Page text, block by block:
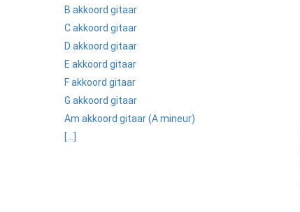
B akkoord gitaar
C akkoord gitaar
D akkoord gitaar
E akkoord gitaar
F akkoord gitaar
G akkoord gitaar
Am akkoord gitaar (A mineur)
[...]